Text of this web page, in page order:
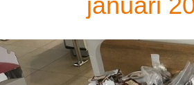
Contact